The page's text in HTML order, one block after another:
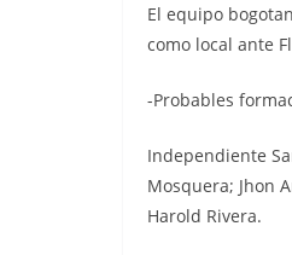
El equipo
como local ante
-Probables
Independiente
Mosquera; Jhon
Harold Rivera.